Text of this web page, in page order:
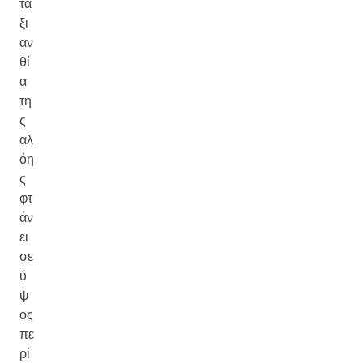
τα
ξι
αν
θί
α
τη
ς
αλ
όη
ς
φτ
άν
ει
σε
ύ
ψ
ος
πε
ρί